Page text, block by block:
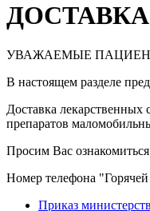
УВАЖАЕМЫЕ
В настоящем разделе
Доставка лекарственных
препаратов
Просим Вас
Номер телефона
Приказ